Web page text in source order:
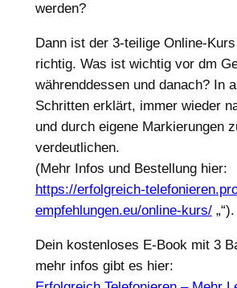
werden?
Dann ist der 3-teilige Online-
richtig. Was ist wichtig vor dm
währenddessen und danach? In
Schritten erklärt, immer wieder
und durch eigene Markierungen
verdeutlichen.
(Mehr Infos und Bestellung hier:
https://erfolgreich-
empfehlungen.eu/online-kurs/„‌“).
Dein kostenloses E-Book mit 3
mehr infos gibt es hier: